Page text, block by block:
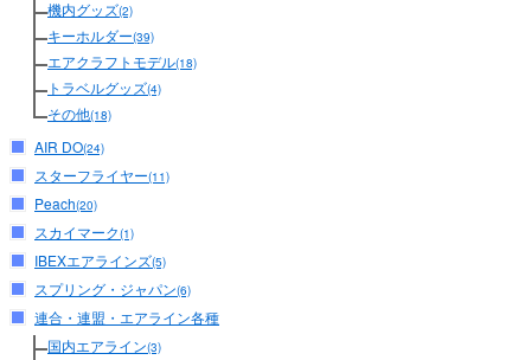
機内グッズ(2)
キーホルダー(39)
エアクラフトモデル(18)
トラベルグッズ(4)
その他(18)
AIR DO(24)
スターフライヤー(11)
Peach(20)
スカイマーク(1)
IBEXエアラインズ(5)
スプリング・ジャパン(6)
連合・連盟・エアライン各種
国内エアライン(3)